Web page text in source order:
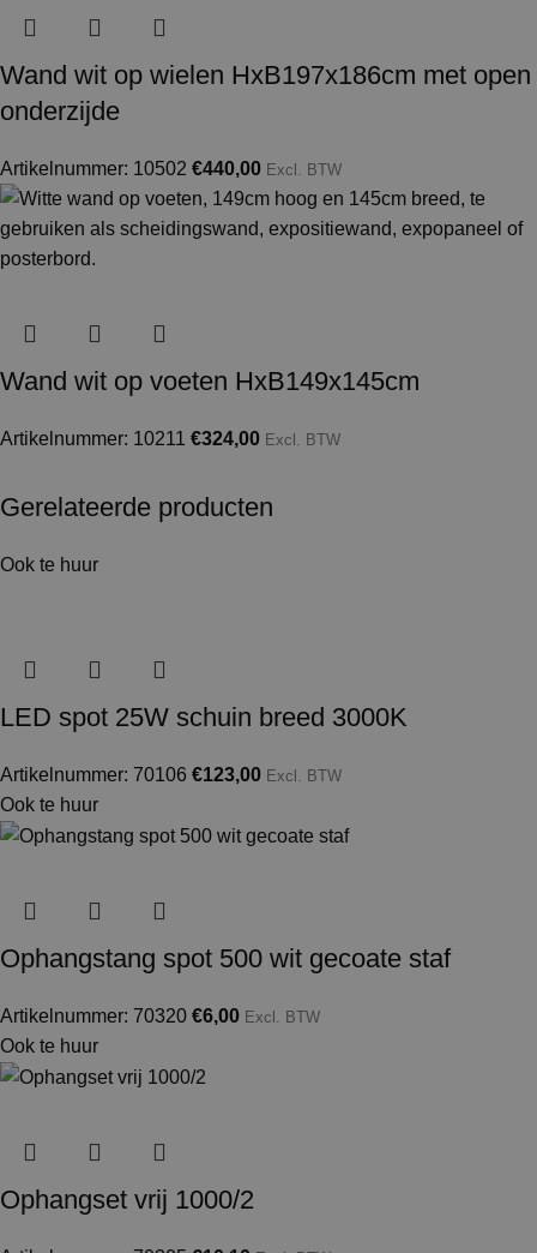
Wand wit op wielen HxB197x186cm met open
onderzijde
Artikelnummer: 10502 €440,00 Excl. BTW
Wand wit op voeten HxB149x145cm
Artikelnummer: 10211 €324,00 Excl. BTW
Gerelateerde producten
Ook te huur
LED spot 25W schuin breed 3000K
Artikelnummer: 70106 €123,00 Excl. BTW
Ook te huur
Ophangstang spot 500 wit gecoate staf
Artikelnummer: 70320 €6,00 Excl. BTW
Ook te huur
Ophangset vrij 1000/2